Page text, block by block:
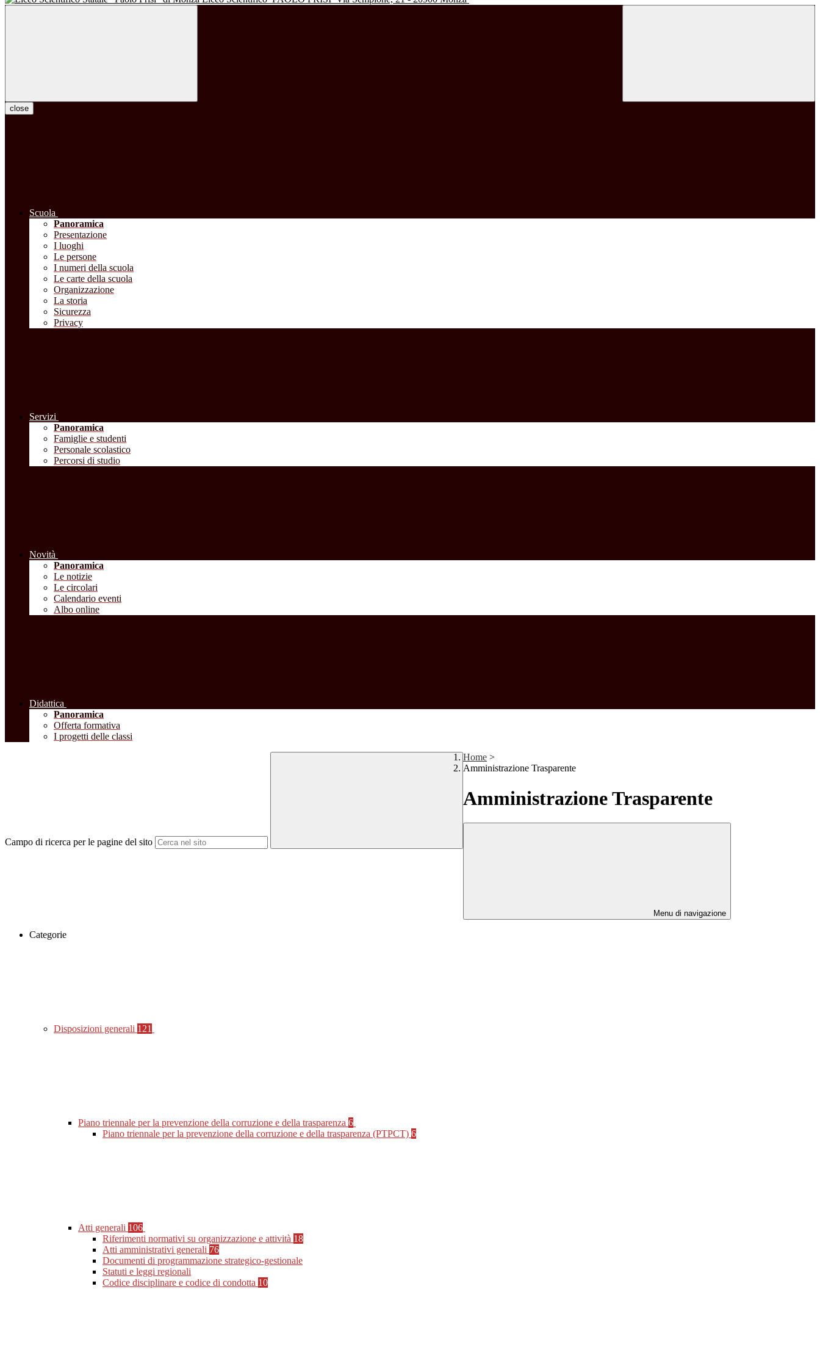
close
Scuola
Panoramica
Presentazione
I luoghi
Le persone
I numeri della scuola
Le carte della scuola
Organizzazione
La storia
Sicurezza
Privacy
Servizi
Panoramica
Famiglie e studenti
Personale scolastico
Percorsi di studio
Novità
Panoramica
Le notizie
Le circolari
Calendario eventi
Albo online
Didattica
Panoramica
Offerta formativa
I progetti delle classi
Campo di ricerca per le pagine del sito
Home >
Amministrazione Trasparente
Amministrazione Trasparente
Menu di navigazione
Categorie
Disposizioni generali 121
Piano triennale per la prevenzione della corruzione e della trasparenza 6
Piano triennale per la prevenzione della corruzione e della trasparenza (PTPCT) 6
Atti generali 106
Riferimenti normativi su organizzazione e attività 18
Atti amministrativi generali 76
Documenti di programmazione strategico-gestionale
Statuti e leggi regionali
Codice disciplinare e codice di condotta 10